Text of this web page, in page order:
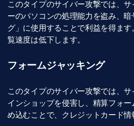
このタイプのサイバー攻撃では、
ーのパソコンの処理能力を盗み、
グ」に使用することで利益を得ま
覧速度は低下します。
フォームジャッキング
このタイプのサイバー攻撃では、
インショップを侵害し、精算フォ
め込むことで、クレジットカード情